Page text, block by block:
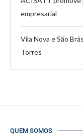
empresarial
Vila Nova e São
Torres
QUEM SOMOS